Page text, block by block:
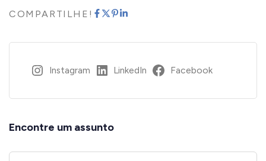
COMPARTILHE!
Instagram LinkedIn Facebook
Encontre um assunto